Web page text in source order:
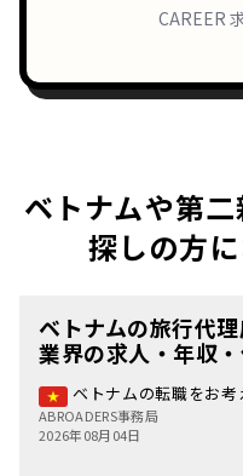
CAREER
ベトナムや第
探しの方
ベトナムの旅行代
業界の求人・年収
ベトナムの転職をお考
ABROADERS事務局
2026年08月04日